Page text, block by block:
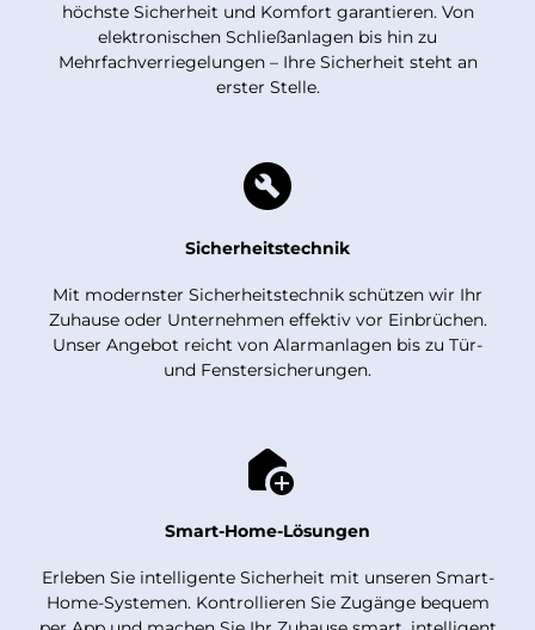
höchste Sicherheit und Komfort garantieren. Von
elektronischen Schließanlagen bis hin zu
Mehrfachverriegelungen – Ihre Sicherheit steht an
erster Stelle.
Sicherheitstechnik
Mit modernster Sicherheitstechnik schützen wir Ihr
Zuhause oder Unternehmen effektiv vor Einbrüchen.
Unser Angebot reicht von Alarmanlagen bis zu Tür-
und Fenstersicherungen.
Smart-Home-Lösungen
Erleben Sie intelligente Sicherheit mit unseren Smart-
Home-Systemen. Kontrollieren Sie Zugänge bequem